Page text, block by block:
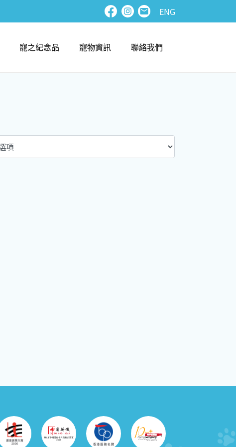
ENG
寵之紀念品 寵物資訊 聯絡我們